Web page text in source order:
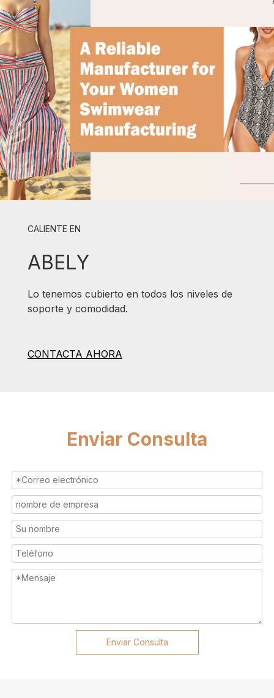
CALIENTE EN
ABELY
Lo tenemos cubierto en todos los niveles de
soporte y comodidad.
CONTACTA AHORA
Enviar Consulta
Enviar Consulta